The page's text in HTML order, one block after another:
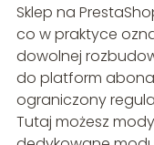
Sklep na
co w praktyce
dowolnej
do platform
ograniczony
Tutaj możesz